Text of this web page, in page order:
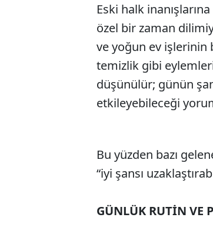
Eski halk
özel bir zaman
ve yoğun ev işlerinin
temizlik gibi
düşünülür; günün
etkileyebileceği
Bu yüzden bazı
“iyi şansı
GÜNLÜK RUTİN VE